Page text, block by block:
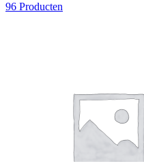
96 Producten